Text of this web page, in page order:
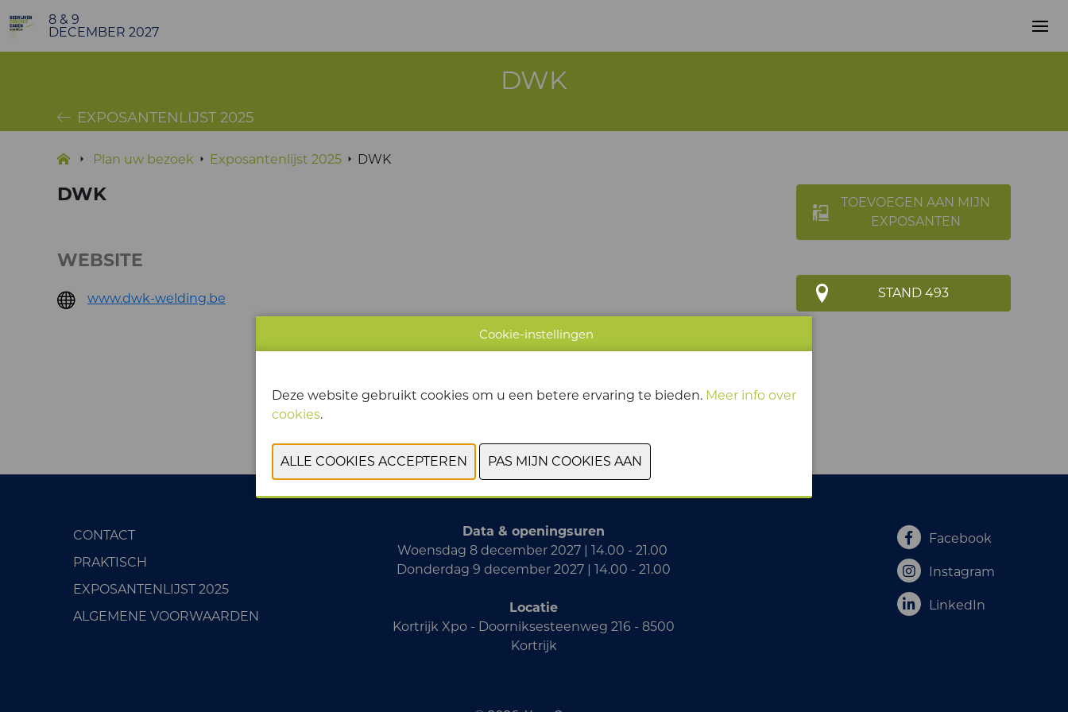
8 & 9
DECEMBER 2027
DWK
EXPOSANTENLIJST 2025
Plan uw bezoek Exposantenlijst 2025 DWK
DWK
TOEVOEGEN AAN MIJN
EXPOSANTEN
STAND 493
WEBSITE
www.dwk-welding.be
CONTACT
PRAKTISCH
EXPOSANTENLIJST 2025
ALGEMENE VOORWAARDEN
Data & openingsuren
Woensdag 8 december 2027 | 14.00 - 21.00
Donderdag 9 december 2027 | 14.00 - 21.00
Locatie
Kortrijk Xpo - Doorniksesteenweg 216 - 8500
Kortrijk
Facebook
Instagram
LinkedIn
Cookie-instellingen
Deze website gebruikt cookies om u een betere ervaring te bieden. Meer info over
cookies.